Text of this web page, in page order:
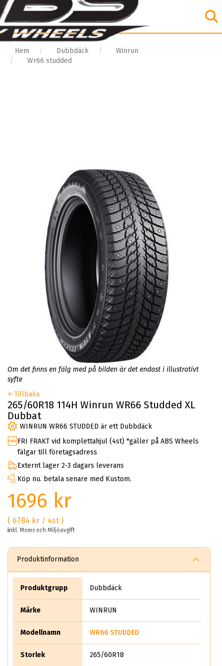
Hem Dubbdäck
Winrun
Wr66 studded
Om det finns en fälg med på bilden är det endast i illustrativt
syfte
Tillbaka
265/60R18 114H Winrun WR66 Studded XL
Dubbat
WINRUN WR66 STUDDED är ett Dubbdäck
FRI FRAKT vid komplettahjul (4st) *gäller på ABS Wheels
fälgar till företagsadress
Externt lager 2-3 dagars leverans
Köp nu. betala senare med Kustom.
1696 kr
( 6784 kr / 4st )
inkl. Moms och Miljöavgift
Produktinformation
Produktgrupp Dubbdäck
Märke WINRUN
Modellnamn WR66 STUDDED
Storlek 265/60R18